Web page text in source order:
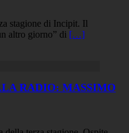
stagione di Incipit. Il
altro giorno” di […]
RADIO: MASSIMO